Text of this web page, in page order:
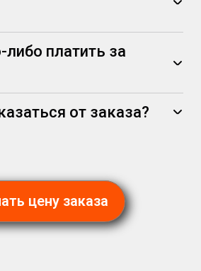
платить за
от заказа?
цену заказа